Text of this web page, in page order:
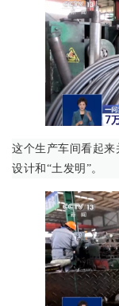
这个生产车间看起来
设计和“土发明”。